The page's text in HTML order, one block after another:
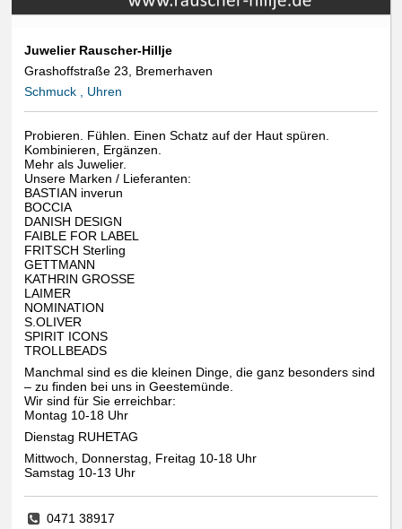
Juwelier Rauscher-Hillje
Grashoffstraße 23, Bremerhaven
Schmuck , Uhren
Probieren. Fühlen. Einen Schatz auf der Haut spüren.
Kombinieren, Ergänzen.
Mehr als Juwelier.
Unsere Marken / Lieferanten:
BASTIAN inverun
BOCCIA
DANISH DESIGN
FAIBLE FOR LABEL
FRITSCH Sterling
GETTMANN
KATHRIN GROSSE
LAIMER
NOMINATION
S.OLIVER
SPIRIT ICONS
TROLLBEADS
Manchmal sind es die kleinen Dinge, die ganz besonders sind
– zu finden bei uns in Geestemünde.
Wir sind für Sie erreichbar:
Montag 10-18 Uhr
Dienstag RUHETAG
Mittwoch, Donnerstag, Freitag 10-18 Uhr
Samstag 10-13 Uhr
0471 38917